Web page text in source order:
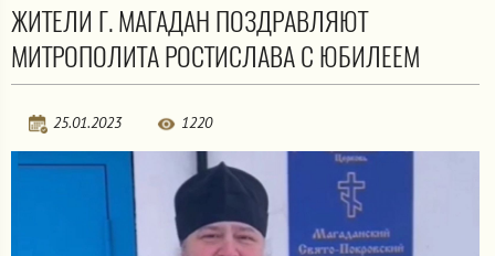
ЖИТЕЛИ Г. МАГАДАН ПОЗДРАВЛЯЮТ
МИТРОПОЛИТА РОСТИСЛАВА С ЮБИЛЕЕМ
25.01.2023 1220